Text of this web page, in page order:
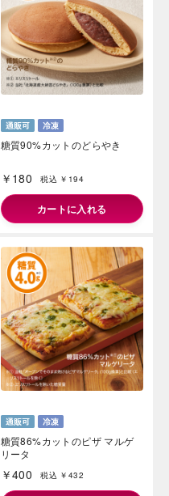
糖質90%カットのどらやき
￥180 税込 ￥194
カートに入れる
糖質86%カットのピザ マルゲ
リータ
￥400 税込 ￥432